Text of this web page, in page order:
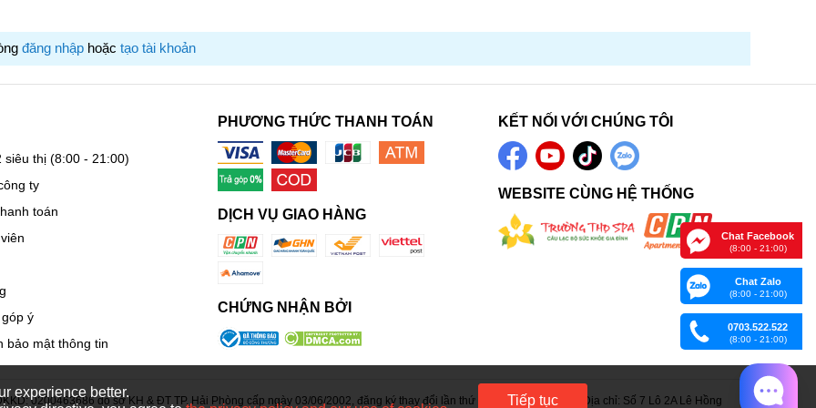
experience better.
Tiếp tục
chất lượng FHD (1920×1080), tấm nền VA, tần số quét 75Hz
sự trải nghiệm hình ảnh chi chi tiết sắc nét như thật và màu
đăng nhập hoặc tạo tài khoản
siêu thị(8:00 - 21:00)
ty
toán
ý
bảo mật thông tin
PHƯƠNG THỨC THANH TOÁN
DỊCH VỤ GIAO HÀNG
CHỨNG NHẬN BỞI
KẾT NỐI VỚI CHÚNG TÔI
WEBSITE CÙNG HỆ THỐNG
0200463686 do sở KH & ĐT TP. Hải Phòng cấp ngày 03/06/2002, đăng ký thay đổi lần thứ 15 ngày 05/06/2023. Địa chỉ: Số 7 Lô 2A Lê Hồng
Chat Facebook
(8:00 - 21:00)
Chat Zalo
(8:00 - 21:00)
0703.522.522
(8:00 - 21:00)